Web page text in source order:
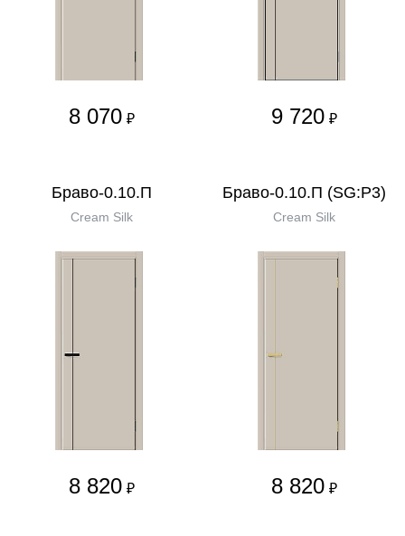
8 070 ₽ 9 720 ₽
Браво-0.10.П
Cream Silk
8 820 ₽
Браво-0.10.П (SG:P3)
Cream Silk
8 820 ₽